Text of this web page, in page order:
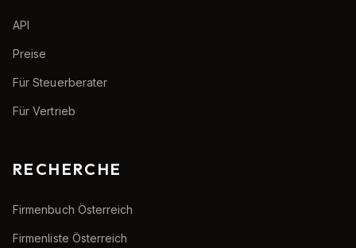
API
Preise
Für Steuerberater
Für Vertrieb
RECHERCHE
Firmenbuch Österreich
Firmenliste Österreich